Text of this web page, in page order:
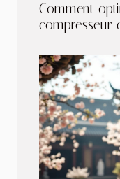
Comment
compresseur